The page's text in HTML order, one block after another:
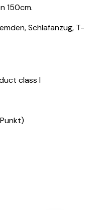
150cm.
Schlafanzug, T-
class I